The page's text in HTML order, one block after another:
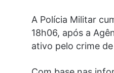
A Polícia Militar
18h06, após a
ativo pelo crime